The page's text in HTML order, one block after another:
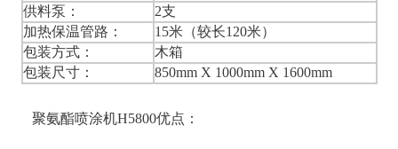
供料泵：
2支
加热保温管路：
15米（较长120米）
包装方式：
木箱
包装尺寸：
850mm X 1000mm X 1600mm
聚氨酯喷涂机H5800优点：